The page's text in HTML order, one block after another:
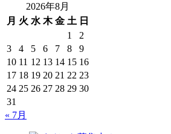
2026年8月
月 火 水 木 金 土 日
1
2
3
4 5 6 7 8
9
10 11 12 13 14 15 16
17 18 19 20 21 22 23
24 25 26 27 28 29 30
31
« 7月